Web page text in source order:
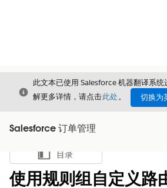
关闭
此文本已使用 Salesforce 机器翻译系统
解更多详情，请点击此处。 切换为
Salesforce 订单管理
显示目录
目录
使用规则组自定义路